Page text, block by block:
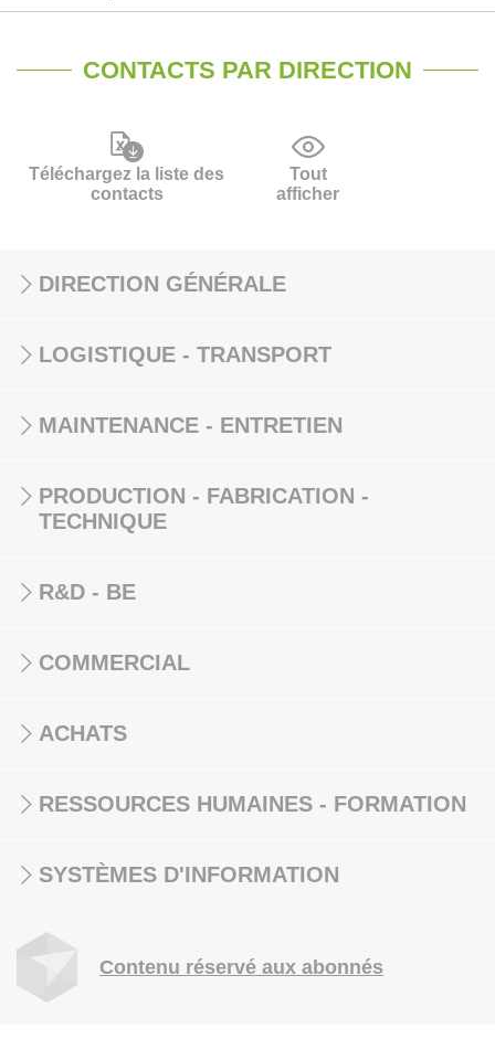
CONTACTS PAR DIRECTION
Téléchargez la liste des
contacts
Tout
afficher
DIRECTION GÉNÉRALE
LOGISTIQUE - TRANSPORT
MAINTENANCE - ENTRETIEN
PRODUCTION - FABRICATION -
TECHNIQUE
R&D - BE
COMMERCIAL
ACHATS
RESSOURCES HUMAINES - FORMATION
SYSTÈMES D'INFORMATION
Contenu réservé aux abonnés